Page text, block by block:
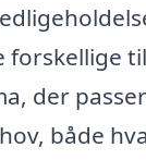
forskellige
der
både